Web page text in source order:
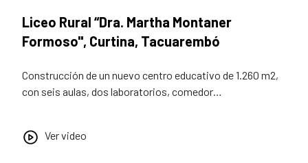
Liceo Rural “Dra. Martha Montaner
Formoso", Curtina, Tacuarembó
Construcción de un nuevo centro educativo de 1.260 m2,
con seis aulas, dos laboratorios, comedor…
Ver video